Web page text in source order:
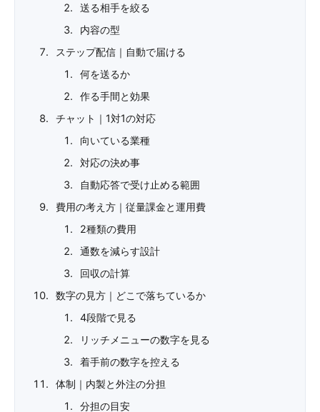
送る相手を絞る
内容の型
ステップ配信｜自動で届ける
何を送るか
作る手間と効果
チャット｜1対1の対応
向いている業種
対応の決め事
自動応答で受け止める範囲
費用の考え方｜従量課金と運用費
2種類の費用
通数を減らす設計
回収の計算
数字の見方｜どこで落ちているか
4段階で見る
リッチメニューの数字を見る
着手前の数字を控える
体制｜内製と外注の分担
分担の目安